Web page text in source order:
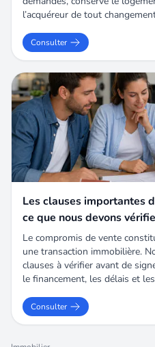
l’acquéreur de tout
Consulter
Les clauses importantes
ce que nous devons
Le compromis de vente
une transaction immobilière.
clauses à vérifier avant de
le financement, les délais et
Consulter